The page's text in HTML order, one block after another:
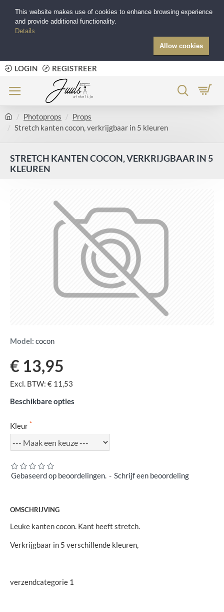
LOGIN REGISTREER
Photoprops
Props
Stretch kanten cocon, verkrijgbaar in 5 kleuren
STRETCH KANTEN COCON, VERKRIJGBAAR IN 5
KLEUREN
Model: cocon
Gebaseerd op beoordelingen. - Schrijf een beoordeling
€ 13,95
Excl. BTW: € 11,53
Beschikbare opties
Kleur
OMSCHRIJVING
Leuke kanten cocon. Kant heeft stretch.
Verkrijgbaar in 5 verschillende kleuren,
verzendcategorie 1
This website makes use of cookies to enhance browsing experience
and provide additional functionality.
Details
Allow cookies